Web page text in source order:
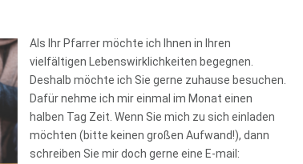
Als Ihr Pfarrer möchte ich Ihnen in Ihren
vielfältigen Lebenswirklichkeiten begegnen.
Deshalb möchte ich Sie gerne zuhause besuchen.
Dafür nehme ich mir einmal im Monat einen
halben Tag Zeit. Wenn Sie mich zu sich einladen
möchten (bitte keinen großen Aufwand!), dann
schreiben Sie mir doch gerne eine E-mail: